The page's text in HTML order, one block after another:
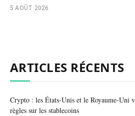
5 AOÛT 2026
ARTICLES RÉCENTS
Crypto : les États-Unis et le Royaume-Uni
règles sur les stablecoins